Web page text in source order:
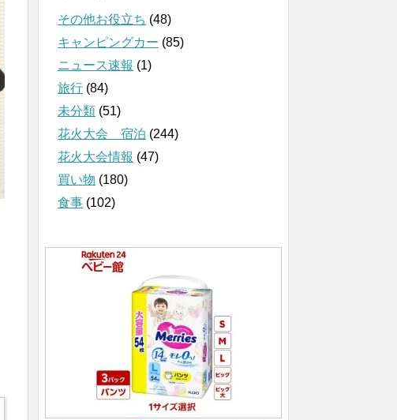
その他お役立ち (48)
キャンピングカー (85)
ニュース速報 (1)
旅行 (84)
未分類 (51)
花火大会 宿泊 (244)
花火大会情報 (47)
買い物 (180)
食事 (102)